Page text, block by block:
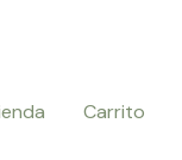
Carrito